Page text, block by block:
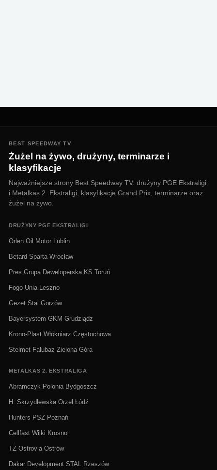
BEST SPEEDWAY TV
Żużel na żywo, drużyny, terminarze i
klasyfikacje
Najważniejsze strony Best Speedway TV: drużyny PGE Ekstraligi
i Metalkas 2. Ekstraligi, klasyfikacje Grand Prix, terminarze oraz
żużel na żywo.
DRUŻYNY PGE EKSTRALIGI
Orlen Oil Motor Lublin
Betard Sparta Wrocław
Pres Grupa Deweloperska KS Toruń
Fogo Unia Leszno
Gezet Stal Gorzów
Bayersystem GKM Grudziądz
Krono-Plast Włókniarz Częstochowa
Stelmet Falubaz Zielona Góra
METALKAS 2. EKSTRALIGA
Abramczyk Polonia Bydgoszcz
H. Skrzydlewska Orzeł Łódź
Hunters PSŻ Poznań
Cellfast Wilki Krosno
TŻ Ostrovia Ostrów
Dakar Development STAL Rzeszów